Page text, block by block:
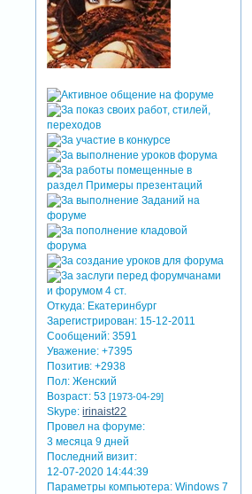
Откуда: Екатеринбург
Зарегистрирован: 15-12-2011
Сообщений: 3591
Уважение: +7395
Позитив: +2938
Пол: Женский
Возраст: 53[1973-04-29]
Skype: irinaist22
Провел на форуме:
3 месяца 9 дней
Последний визит:
12-07-2020 14:44:39
Параметры компьютера: Windows 7